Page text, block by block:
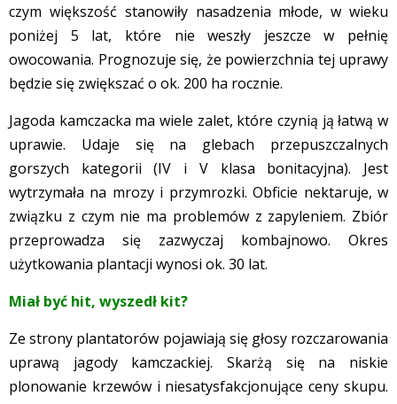
czym większość stanowiły nasadzenia młode, w wieku
poniżej 5 lat, które nie weszły jeszcze w pełnię
owocowania. Prognozuje się, że powierzchnia tej uprawy
będzie się zwiększać o ok. 200 ha rocznie.
Jagoda kamczacka ma wiele zalet, które czynią ją łatwą w
uprawie. Udaje się na glebach przepuszczalnych
gorszych kategorii (IV i V klasa bonitacyjna). Jest
wytrzymała na mrozy i przymrozki. Obficie nektaruje, w
związku z czym nie ma problemów z zapyleniem. Zbiór
przeprowadza się zazwyczaj kombajnowo. Okres
użytkowania plantacji wynosi ok. 30 lat.
Miał być hit, wyszedł kit?
Ze strony plantatorów pojawiają się głosy rozczarowania
uprawą jagody kamczackiej. Skarżą się na niskie
plonowanie krzewów i niesatysfakcjonujące ceny skupu.